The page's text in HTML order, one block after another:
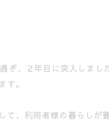
ぎ、２年目に突入しまし
。
、利用者様の暮らしが